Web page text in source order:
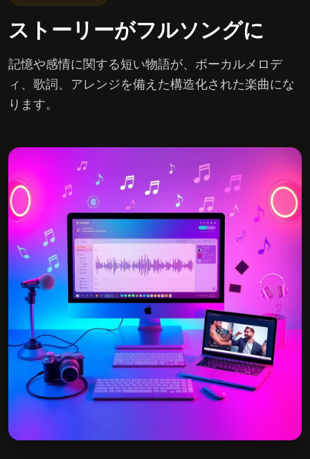
ストーリーがフルソングに
記憶や感情に関する短い物語が、ボーカルメロデ
ィ、歌詞、アレンジを備えた構造化された楽曲にな
ります。